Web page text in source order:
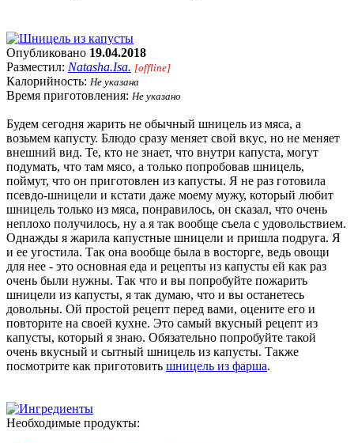
Опубликовано 19.04.2018
Разместил: Natasha.Isa. [offline]
Калорийность: Не указана
Время приготовления: Не указано
Будем сегодня жарить не обычный шницель из мяса, а
возьмем капусту. Блюдо сразу меняет свой вкус, но не меняет
внешний вид. Те, кто не знает, что внутри капуста, могут
подумать, что там мясо, а только попробовав шницель,
поймут, что он приготовлен из капусты. Я не раз готовила
псевдо-шницели и кстати даже моему мужу, который любит
шницель только из мяса, понравилось, он сказал, что очень
неплохо получилось, ну а я так вообще съела с удовольствием.
Однажды я жарила капустные шницели и пришла подруга. Я
и ее угостила. Так она вообще была в восторге, ведь овощи
для нее - это основная еда и рецепты из капусты ей как раз
очень были нужны. Так что и вы попробуйте пожарить
шницели из капусты, я так думаю, что и вы останетесь
довольны. Ой простой рецепт перед вами, оцените его и
повторите на своей кухне. Это самый вкусный рецепт из
капусты, который я знаю. Обязательно попробуйте такой
очень вкусный и сытный шницель из капусты. Также
посмотрите как приготовить шницель из фарша.
Необходимые продукты: